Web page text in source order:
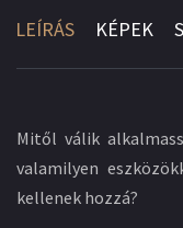
LEÍRÁS KÉPEK
Mitől válik
valamilyen
kellenek hozzá?